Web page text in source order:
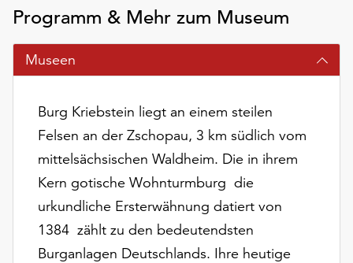
Ende
Seite
die
„Cookie-
Einstellungen“
Verfügung.
Funktionale
Cookies
werden
auch
ohne
Programm & Mehr zum Museum
Museen
Burg Kriebstein liegt an einem steilen
Felsen an der Zschopau, 3 km südlich vom
mittelsächsischen Waldheim. Die in ihrem
Kern gotische Wohnturmburg  die
urkundliche Ersterwähnung datiert von
1384  zählt zu den bedeutendsten
Burganlagen Deutschlands. Ihre heutige